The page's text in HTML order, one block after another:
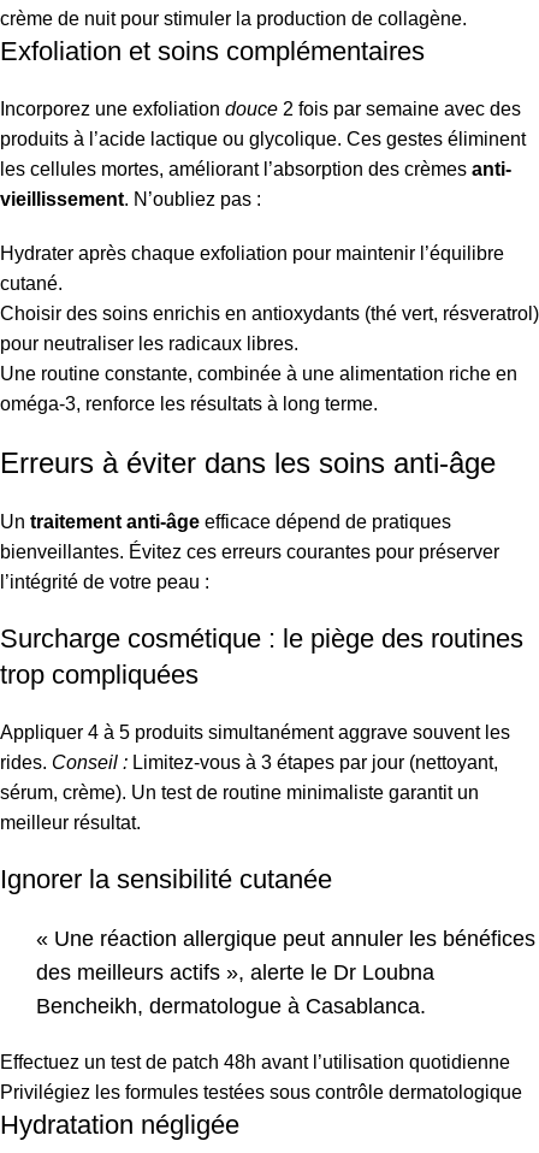
crème de nuit pour stimuler la production de collagène.
Exfoliation et soins complémentaires
Incorporez une exfoliation douce 2 fois par semaine avec des
produits à l’acide lactique ou glycolique. Ces gestes éliminent
les cellules mortes, améliorant l’absorption des crèmes anti-
vieillissement. N’oubliez pas :
Hydrater après chaque exfoliation pour maintenir l’équilibre
cutané.
Choisir des soins enrichis en antioxydants (thé vert, résveratrol)
pour neutraliser les radicaux libres.
Une routine constante, combinée à une alimentation riche en
oméga-3, renforce les résultats à long terme.
Erreurs à éviter dans les soins anti-âge
Un traitement anti-âge efficace dépend de pratiques
bienveillantes. Évitez ces erreurs courantes pour préserver
l’intégrité de votre peau :
Surcharge cosmétique : le piège des routines
trop compliquées
Appliquer 4 à 5 produits simultanément aggrave souvent les
rides. Conseil : Limitez-vous à 3 étapes par jour (nettoyant,
sérum, crème). Un test de routine minimaliste garantit un
meilleur résultat.
Ignorer la sensibilité cutanée
« Une réaction allergique peut annuler les bénéfices
des meilleurs actifs », alerte le Dr Loubna
Bencheikh, dermatologue à Casablanca.
Effectuez un test de patch 48h avant l’utilisation quotidienne
Privilégiez les formules testées sous contrôle dermatologique
Hydratation négligée